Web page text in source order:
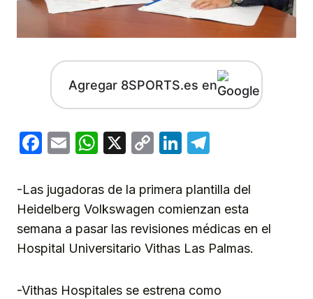
Agregar 8SPORTS.es en
Facebook
EmailWhatsApp
X
CopyLinkedIn
-Las jugadoras de la primera plantilla del
Heidelberg Volkswagen comienzan esta
semana a pasar las revisiones médicas en el
Hospital Universitario Vithas Las Palmas.
-Vithas Hospitales se estrena como